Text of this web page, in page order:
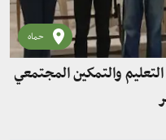
حماه
والتمكين المجتمعي